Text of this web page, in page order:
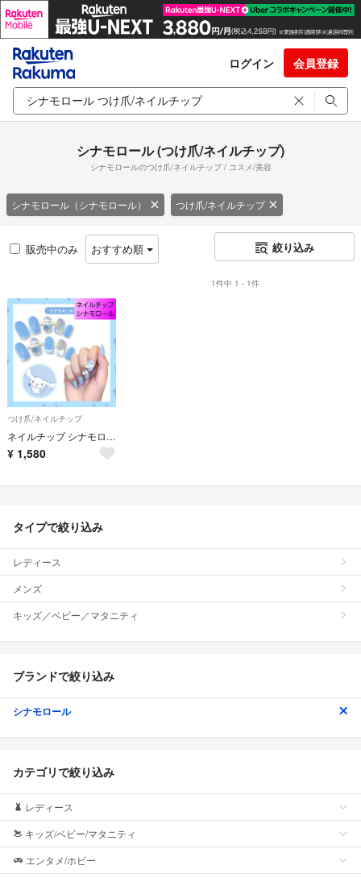
ログイン 会員登録
シナモロール (つけ爪/ネイルチップ)
シナモロールのつけ爪/ネイルチップ / コスメ/美容
シナモロール（シナモロール） つけ爪/ネイルチップ
販売中のみ おすすめ順 絞り込み
1件中 1 - 1件
つけ爪/ネイルチップ
ネイルチップ シナモロール 推し活 つけ爪 地雷系 ゴスロリ 量産型 02
¥ 1,580
タイプで絞り込み
レディース
メンズ
キッズ／ベビー／マタニティ
ブランドで絞り込み
シナモロール
カテゴリで絞り込み
レディース
キッズ/ベビー/マタニティ
エンタメ/ホビー